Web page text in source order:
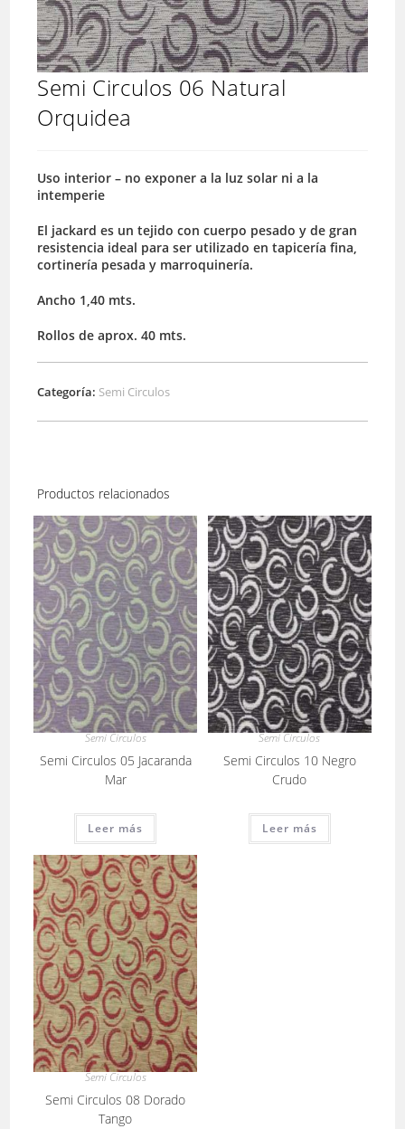
Semi Circulos 06 Natural
Orquidea
Uso interior – no exponer a la luz solar ni a la
intemperie
El jackard es un tejido con cuerpo pesado y de gran
resistencia ideal para ser utilizado en tapicería fina,
cortinería pesada y marroquinería.
Ancho 1,40 mts.
Rollos de aprox. 40 mts.
Categoría: Semi Circulos
Productos relacionados
Semi Circulos
Semi Circulos 05 Jacaranda
Mar
Leer más
Semi Circulos
Semi Circulos 10 Negro
Crudo
Leer más
Semi Circulos
Semi Circulos 08 Dorado
Tango